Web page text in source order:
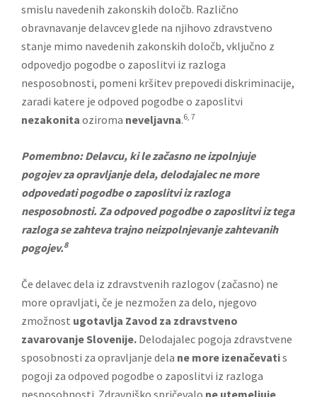
smislu navedenih zakonskih določb. Različno
obravnavanje delavcev glede na njihovo zdravstveno
stanje mimo navedenih zakonskih določb, vključno z
odpovedjo pogodbe o zaposlitvi iz razloga
nesposobnosti, pomeni kršitev prepovedi diskriminacije,
zaradi katere je odpoved pogodbe o zaposlitvi
nezakonita oziroma neveljavna.6, 7
Pomembno: Delavcu, ki le začasno ne izpolnjuje
pogojev za opravljanje dela, delodajalec ne more
odpovedati pogodbe o zaposlitvi iz razloga
nesposobnosti. Za odpoved pogodbe o zaposlitvi iz tega
razloga se zahteva trajno neizpolnjevanje zahtevanih
pogojev.8
Če delavec dela iz zdravstvenih razlogov (začasno) ne
more opravljati, če je nezmožen za delo, njegovo
zmožnost ugotavlja Zavod za zdravstveno
zavarovanje Slovenije. Delodajalec pogoja zdravstvene
sposobnosti za opravljanje dela ne more izenačevatis
pogoji za odpoved pogodbe o zaposlitvi iz razloga
nesposobnosti. Zdravniško spričevalo ne utemeljuje